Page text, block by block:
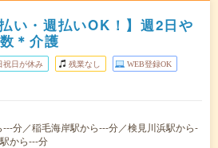
い・週払いOK！】週2日や
＊介護
祝日が休み 残業なし WEB登録OK
分／稲毛海岸駅から---分／検見川浜駅から-
から---分